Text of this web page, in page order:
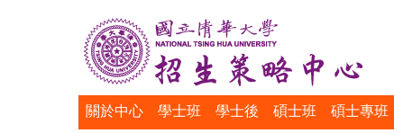
關於中心 學士班 學士後 碩士班 碩士專班